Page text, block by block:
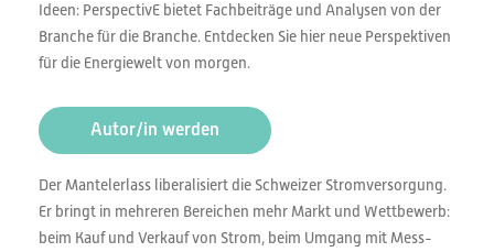
Ideen: PerspectivE bietet Fachbeiträge und Analysen von der
Branche für die Branche. Entdecken Sie hier neue Perspektiven
für die Energiewelt von morgen.
Autor/in werden
Der Mantelerlass liberalisiert die Schweizer Stromversorgung.
Er bringt in mehreren Bereichen mehr Markt und Wettbewerb:
beim Kauf und Verkauf von Strom, beim Umgang mit Mess-